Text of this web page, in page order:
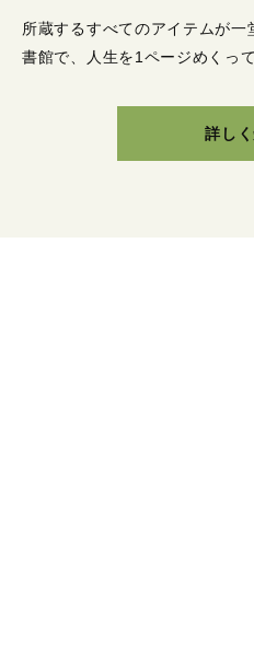
所蔵するすべてのアイテムが一
書館で、人生を1ページめくっ
詳し